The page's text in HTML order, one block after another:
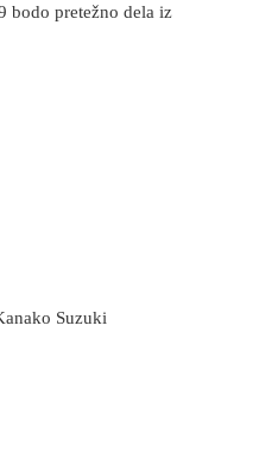
bodo pretežno dela iz
Suzuki